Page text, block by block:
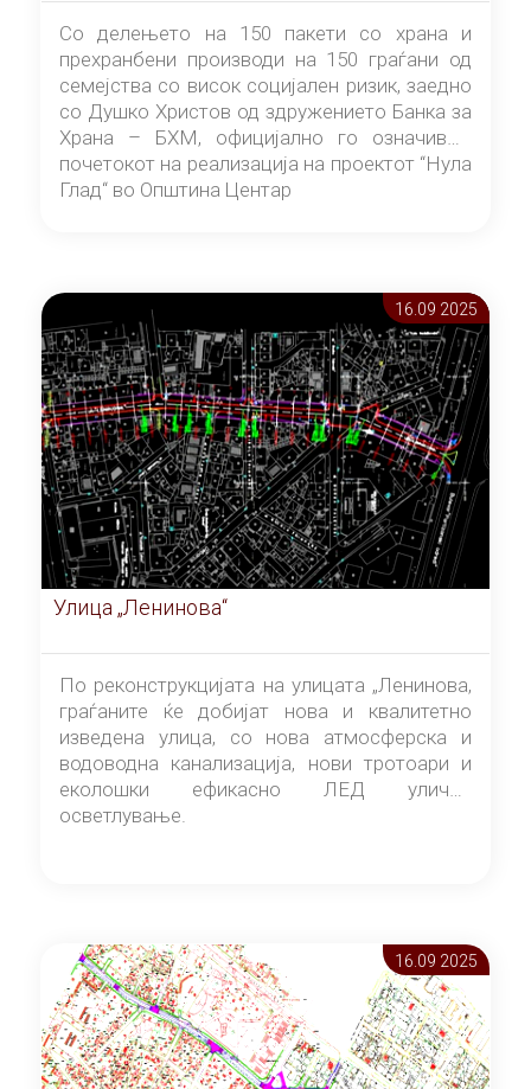
Со делењето на 150 пакети со храна и
прехранбени производи на 150 граѓани од
семејства со висок социјален ризик, заедно
со Душко Христов од здружението Банка за
Храна – БХМ, официјално го означивме
почетокот на реализација на проектот “Нула
Глад“ во Општина Центар
16.09 2025
Улица „Ленинова“
По реконструкцијата на улицата „Ленинова,
граѓаните ќе добијат нова и квалитетно
изведена улица, со нова атмосферска и
водоводна канализација, нови тротоари и
еколошки ефикасно ЛЕД улично
осветлување.
16.09 2025